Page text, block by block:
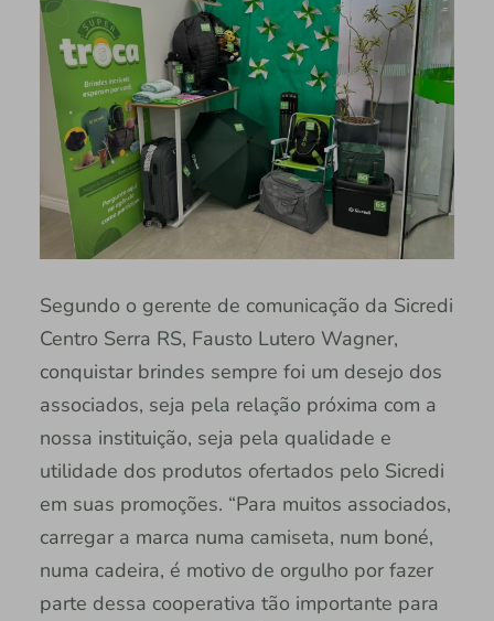
Segundo o gerente de comunicação da Sicredi
Centro Serra RS, Fausto Lutero Wagner,
conquistar brindes sempre foi um desejo dos
associados, seja pela relação próxima com a
nossa instituição, seja pela qualidade e
utilidade dos produtos ofertados pelo Sicredi
em suas promoções. “Para muitos associados,
carregar a marca numa camiseta, num boné,
numa cadeira, é motivo de orgulho por fazer
parte dessa cooperativa tão importante para